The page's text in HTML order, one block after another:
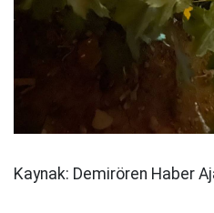
Kaynak: Demirören Haber